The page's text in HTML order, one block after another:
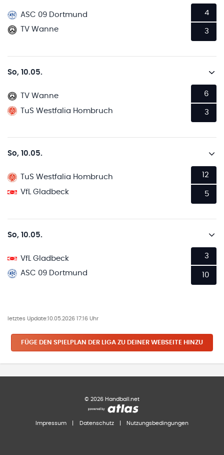
ASC 09 Dortmund
TV Wanne
4
3
So, 10.05.
TV Wanne
TuS Westfalia Hombruch
6
3
So, 10.05.
TuS Westfalia Hombruch
VfL Gladbeck
12
5
So, 10.05.
VfL Gladbeck
ASC 09 Dortmund
3
10
letztes Update:10.05.2026 17:16 Uhr
FÜGE DEN SPIELPLAN DER LIGA ZU DEINER WEBSEITE HINZU
© 2026 Handball.net
Impressum Datenschutz Nutzungsbedingungen